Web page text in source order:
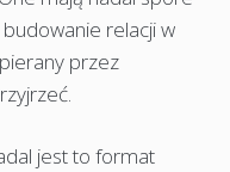
relacji w
przez
jest to format